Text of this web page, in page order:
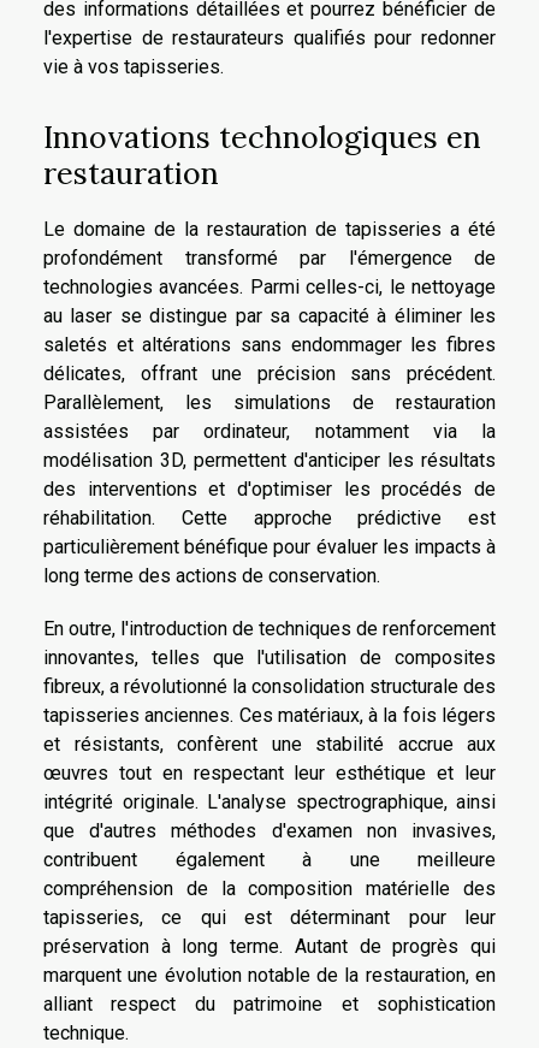
des informations détaillées et pourrez bénéficier de
l'expertise de restaurateurs qualifiés pour redonner
vie à vos tapisseries.
Innovations technologiques en
restauration
Le domaine de la restauration de tapisseries a été
profondément transformé par l'émergence de
technologies avancées. Parmi celles-ci, le nettoyage
au laser se distingue par sa capacité à éliminer les
saletés et altérations sans endommager les fibres
délicates, offrant une précision sans précédent.
Parallèlement, les simulations de restauration
assistées par ordinateur, notamment via la
modélisation 3D, permettent d'anticiper les résultats
des interventions et d'optimiser les procédés de
réhabilitation. Cette approche prédictive est
particulièrement bénéfique pour évaluer les impacts à
long terme des actions de conservation.
En outre, l'introduction de techniques de renforcement
innovantes, telles que l'utilisation de composites
fibreux, a révolutionné la consolidation structurale des
tapisseries anciennes. Ces matériaux, à la fois légers
et résistants, confèrent une stabilité accrue aux
œuvres tout en respectant leur esthétique et leur
intégrité originale. L'analyse spectrographique, ainsi
que d'autres méthodes d'examen non invasives,
contribuent également à une meilleure
compréhension de la composition matérielle des
tapisseries, ce qui est déterminant pour leur
préservation à long terme. Autant de progrès qui
marquent une évolution notable de la restauration, en
alliant respect du patrimoine et sophistication
technique.